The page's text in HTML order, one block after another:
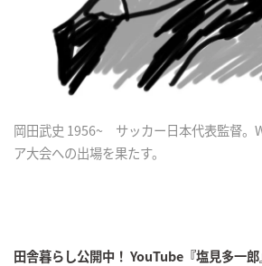
岡田武史 1956~ サッカー日本代表監督。
ア大会への出場を果たす。
田舎暮らし公開中！ YouTube『塩見多一郎